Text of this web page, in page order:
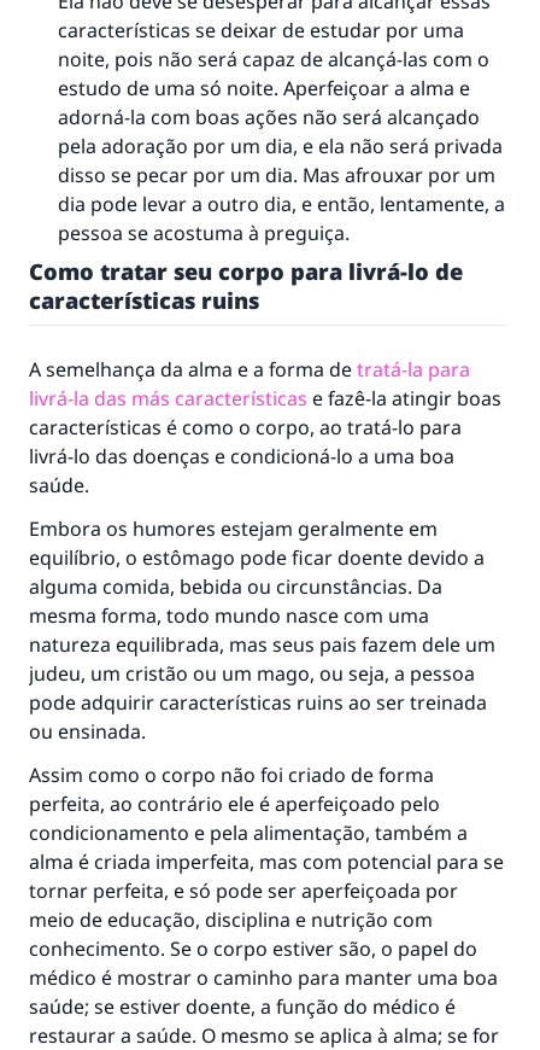
características se deixar de estudar por uma
noite, pois não será capaz de alcançá-las com o
estudo de uma só noite. Aperfeiçoar a alma e
adorná-la com boas ações não será alcançado
pela adoração por um dia, e ela não será privada
disso se pecar por um dia. Mas afrouxar por um
dia pode levar a outro dia, e então, lentamente, a
pessoa se acostuma à preguiça.
Como tratar seu corpo para livrá-lo de
características ruins
A semelhança da alma e a forma detratá-la para
livrá-la das más características e fazê-la atingir boas
características é como o corpo, ao tratá-lo para
livrá-lo das doenças e condicioná-lo a uma boa
saúde.
Embora os humores estejam geralmente em
equilíbrio, o estômago pode ficar doente devido a
alguma comida, bebida ou circunstâncias. Da
mesma forma, todo mundo nasce com uma
natureza equilibrada, mas seus pais fazem dele um
judeu, um cristão ou um mago, ou seja, a pessoa
pode adquirir características ruins ao ser treinada
ou ensinada.
Assim como o corpo não foi criado de forma
perfeita, ao contrário ele é aperfeiçoado pelo
condicionamento e pela alimentação, também a
alma é criada imperfeita, mas com potencial para se
tornar perfeita, e só pode ser aperfeiçoada por
meio de educação, disciplina e nutrição com
conhecimento. Se o corpo estiver são, o papel do
médico é mostrar o caminho para manter uma boa
saúde; se estiver doente, a função do médico é
restaurar a saúde. O mesmo se aplica à alma; se for